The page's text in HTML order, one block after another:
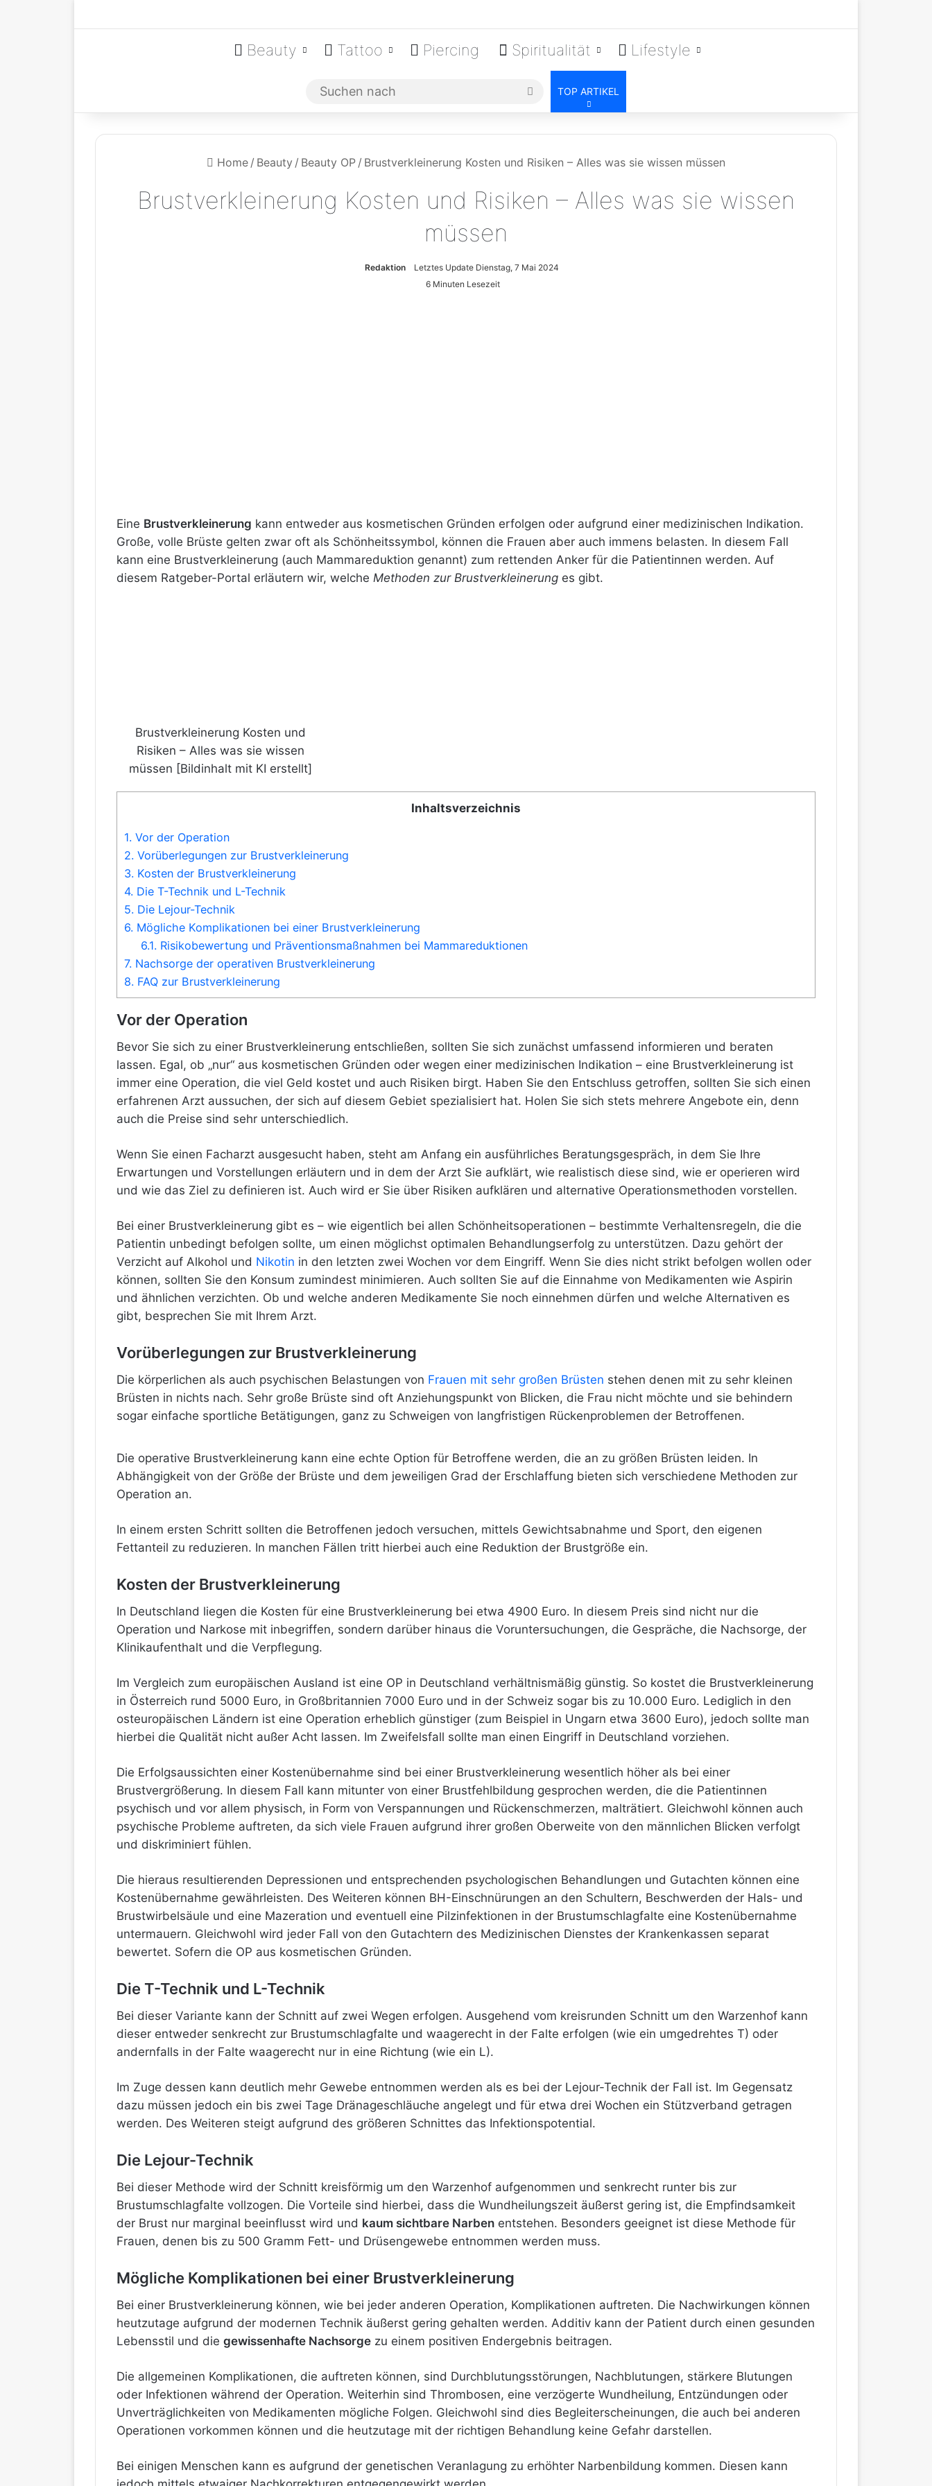
Beauty Tattoo Piercing Spiritualität Lifestyle
Suchen
nach
TOP ARTIKEL
Home / Beauty / Beauty OP / Brustverkleinerung Kosten und Risiken – Alles was sie wissen müssen
Brustverkleinerung Kosten und Risiken – Alles was sie wissen
müssen
Redaktion
Letztes Update Dienstag, 7 Mai 2024
6 Minuten Lesezeit
Eine Brustverkleinerung kann entweder aus kosmetischen Gründen erfolgen oder aufgrund einer medizinischen Indikation.
Große, volle Brüste gelten zwar oft als Schönheitssymbol, können die Frauen aber auch immens belasten. In diesem Fall
kann eine Brustverkleinerung (auch Mammareduktion genannt) zum rettenden Anker für die Patientinnen werden. Auf
diesem Ratgeber-Portal erläutern wir, welche Methoden zur Brustverkleinerung es gibt.
Brustverkleinerung Kosten und
Risiken – Alles was sie wissen
müssen [Bildinhalt mit KI erstellt]
Inhaltsverzeichnis
1. Vor der Operation
2. Vorüberlegungen zur Brustverkleinerung
3. Kosten der Brustverkleinerung
4. Die T-Technik und L-Technik
5. Die Lejour-Technik
6. Mögliche Komplikationen bei einer Brustverkleinerung
6.1. Risikobewertung und Präventionsmaßnahmen bei Mammareduktionen
7. Nachsorge der operativen Brustverkleinerung
8. FAQ zur Brustverkleinerung
Vor der Operation
Bevor Sie sich zu einer Brustverkleinerung entschließen, sollten Sie sich zunächst umfassend informieren und beraten
lassen. Egal, ob „nur“ aus kosmetischen Gründen oder wegen einer medizinischen Indikation – eine Brustverkleinerung ist
immer eine Operation, die viel Geld kostet und auch Risiken birgt. Haben Sie den Entschluss getroffen, sollten Sie sich einen
erfahrenen Arzt aussuchen, der sich auf diesem Gebiet spezialisiert hat. Holen Sie sich stets mehrere Angebote ein, denn
auch die Preise sind sehr unterschiedlich.
Wenn Sie einen Facharzt ausgesucht haben, steht am Anfang ein ausführliches Beratungsgespräch, in dem Sie Ihre
Erwartungen und Vorstellungen erläutern und in dem der Arzt Sie aufklärt, wie realistisch diese sind, wie er operieren wird
und wie das Ziel zu definieren ist. Auch wird er Sie über Risiken aufklären und alternative Operationsmethoden vorstellen.
Bei einer Brustverkleinerung gibt es – wie eigentlich bei allen Schönheitsoperationen – bestimmte Verhaltensregeln, die die
Patientin unbedingt befolgen sollte, um einen möglichst optimalen Behandlungserfolg zu unterstützen. Dazu gehört der
Verzicht auf Alkohol und Nikotin in den letzten zwei Wochen vor dem Eingriff. Wenn Sie dies nicht strikt befolgen wollen oder
können, sollten Sie den Konsum zumindest minimieren. Auch sollten Sie auf die Einnahme von Medikamenten wie Aspirin
und ähnlichen verzichten. Ob und welche anderen Medikamente Sie noch einnehmen dürfen und welche Alternativen es
gibt, besprechen Sie mit Ihrem Arzt.
Vorüberlegungen zur Brustverkleinerung
Die körperlichen als auch psychischen Belastungen von Frauen mit sehr großen Brüsten stehen denen mit zu sehr kleinen
Brüsten in nichts nach. Sehr große Brüste sind oft Anziehungspunkt von Blicken, die Frau nicht möchte und sie behindern
sogar einfache sportliche Betätigungen, ganz zu Schweigen von langfristigen Rückenproblemen der Betroffenen.
Die operative Brustverkleinerung kann eine echte Option für Betroffene werden, die an zu größen Brüsten leiden. In
Abhängigkeit von der Größe der Brüste und dem jeweiligen Grad der Erschlaffung bieten sich verschiedene Methoden zur
Operation an.
In einem ersten Schritt sollten die Betroffenen jedoch versuchen, mittels Gewichtsabnahme und Sport, den eigenen
Fettanteil zu reduzieren. In manchen Fällen tritt hierbei auch eine Reduktion der Brustgröße ein.
Kosten der Brustverkleinerung
In Deutschland liegen die Kosten für eine Brustverkleinerung bei etwa 4900 Euro. In diesem Preis sind nicht nur die
Operation und Narkose mit inbegriffen, sondern darüber hinaus die Voruntersuchungen, die Gespräche, die Nachsorge, der
Klinikaufenthalt und die Verpflegung.
Im Vergleich zum europäischen Ausland ist eine OP in Deutschland verhältnismäßig günstig. So kostet die Brustverkleinerung
in Österreich rund 5000 Euro, in Großbritannien 7000 Euro und in der Schweiz sogar bis zu 10.000 Euro. Lediglich in den
osteuropäischen Ländern ist eine Operation erheblich günstiger (zum Beispiel in Ungarn etwa 3600 Euro), jedoch sollte man
hierbei die Qualität nicht außer Acht lassen. Im Zweifelsfall sollte man einen Eingriff in Deutschland vorziehen.
Die Erfolgsaussichten einer Kostenübernahme sind bei einer Brustverkleinerung wesentlich höher als bei einer
Brustvergrößerung. In diesem Fall kann mitunter von einer Brustfehlbildung gesprochen werden, die die Patientinnen
psychisch und vor allem physisch, in Form von Verspannungen und Rückenschmerzen, malträtiert. Gleichwohl können auch
psychische Probleme auftreten, da sich viele Frauen aufgrund ihrer großen Oberweite von den männlichen Blicken verfolgt
und diskriminiert fühlen.
Die hieraus resultierenden Depressionen und entsprechenden psychologischen Behandlungen und Gutachten können eine
Kostenübernahme gewährleisten. Des Weiteren können BH-Einschnürungen an den Schultern, Beschwerden der Hals- und
Brustwirbelsäule und eine Mazeration und eventuell eine Pilzinfektionen in der Brustumschlagfalte eine Kostenübernahme
untermauern. Gleichwohl wird jeder Fall von den Gutachtern des Medizinischen Dienstes der Krankenkassen separat
bewertet. Sofern die OP aus kosmetischen Gründen.
Die T-Technik und L-Technik
Bei dieser Variante kann der Schnitt auf zwei Wegen erfolgen. Ausgehend vom kreisrunden Schnitt um den Warzenhof kann
dieser entweder senkrecht zur Brustumschlagfalte und waagerecht in der Falte erfolgen (wie ein umgedrehtes T) oder
andernfalls in der Falte waagerecht nur in eine Richtung (wie ein L).
Im Zuge dessen kann deutlich mehr Gewebe entnommen werden als es bei der Lejour-Technik der Fall ist. Im Gegensatz
dazu müssen jedoch ein bis zwei Tage Dränageschläuche angelegt und für etwa drei Wochen ein Stützverband getragen
werden. Des Weiteren steigt aufgrund des größeren Schnittes das Infektionspotential.
Die Lejour-Technik
Bei dieser Methode wird der Schnitt kreisförmig um den Warzenhof aufgenommen und senkrecht runter bis zur
Brustumschlagfalte vollzogen. Die Vorteile sind hierbei, dass die Wundheilungszeit äußerst gering ist, die Empfindsamkeit
der Brust nur marginal beeinflusst wird und kaum sichtbare Narben entstehen. Besonders geeignet ist diese Methode für
Frauen, denen bis zu 500 Gramm Fett- und Drüsengewebe entnommen werden muss.
Mögliche Komplikationen bei einer Brustverkleinerung
Bei einer Brustverkleinerung können, wie bei jeder anderen Operation, Komplikationen auftreten. Die Nachwirkungen können
heutzutage aufgrund der modernen Technik äußerst gering gehalten werden. Additiv kann der Patient durch einen gesunden
Lebensstil und die gewissenhafte Nachsorge zu einem positiven Endergebnis beitragen.
Die allgemeinen Komplikationen, die auftreten können, sind Durchblutungsstörungen, Nachblutungen, stärkere Blutungen
oder Infektionen während der Operation. Weiterhin sind Thrombosen, eine verzögerte Wundheilung, Entzündungen oder
Unverträglichkeiten von Medikamenten mögliche Folgen. Gleichwohl sind dies Begleiterscheinungen, die auch bei anderen
Operationen vorkommen können und die heutzutage mit der richtigen Behandlung keine Gefahr darstellen.
Bei einigen Menschen kann es aufgrund der genetischen Veranlagung zu erhöhter Narbenbildung kommen. Diesen kann